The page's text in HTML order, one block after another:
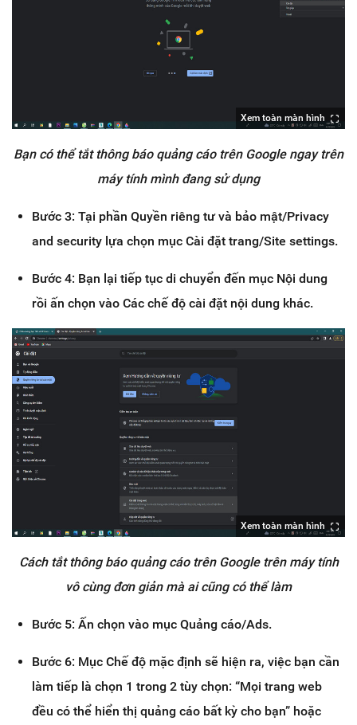
Xem toàn màn hình
Bạn có thể tắt thông báo quảng cáo trên Google ngay trên
máy tính mình đang sử dụng
Bước 3: Tại phần Quyền riêng tư và bảo mật/Privacy
and security lựa chọn mục Cài đặt trang/Site settings.
Bước 4: Bạn lại tiếp tục di chuyển đến mục Nội dung
rồi ấn chọn vào Các chế độ cài đặt nội dung khác.
Xem toàn màn hình
Cách tắt thông báo quảng cáo trên Google trên máy tính
vô cùng đơn giản mà ai cũng có thể làm
Bước 5: Ấn chọn vào mục Quảng cáo/Ads.
Bước 6: Mục Chế độ mặc định sẽ hiện ra, việc bạn cần
làm tiếp là chọn 1 trong 2 tùy chọn: “Mọi trang web
đều có thể hiển thị quảng cáo bất kỳ cho bạn” hoặc